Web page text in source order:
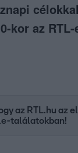
kor az RTL-
az RTL.hu az
találatokban!